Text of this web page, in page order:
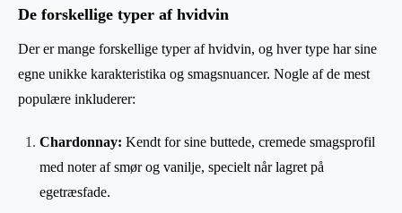
De forskellige typer af hvidvin
Der er mange forskellige typer af hvidvin, og hver type har sine
egne unikke karakteristika og smagsnuancer. Nogle af de mest
populære inkluderer:
Chardonnay: Kendt for sine buttede, cremede smagsprofil
med noter af smør og vanilje, specielt når lagret på
egetræsfade.